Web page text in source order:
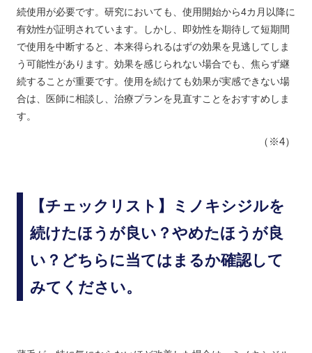
続使用が必要です。研究においても、使用開始から4カ月以降に
有効性が証明されています。しかし、即効性を期待して短期間
で使用を中断すると、本来得られるはずの効果を見逃してしま
う可能性があります。効果を感じられない場合でも、焦らず継
続することが重要です。使用を続けても効果が実感できない場
合は、医師に相談し、治療プランを見直すことをおすすめしま
す。
（※4）
【チェックリスト】ミノキシジルを
続けたほうが良い？やめたほうが良
い？どちらに当てはまるか確認して
みてください。